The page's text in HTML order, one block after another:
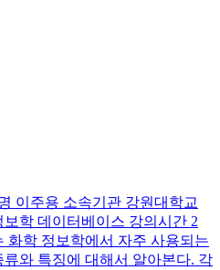
이주용 소속기관 강원대학교
학 데이터베이스 강의시간 2
화학 정보학에서 자주 사용되는
와 특징에 대해서 알아본다. 각